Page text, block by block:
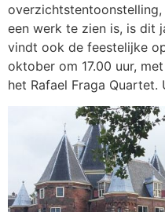
een werk te zien is, is dit
vindt ook de feestelijke
oktober om 17.00 uur, met
het Rafael Fraga